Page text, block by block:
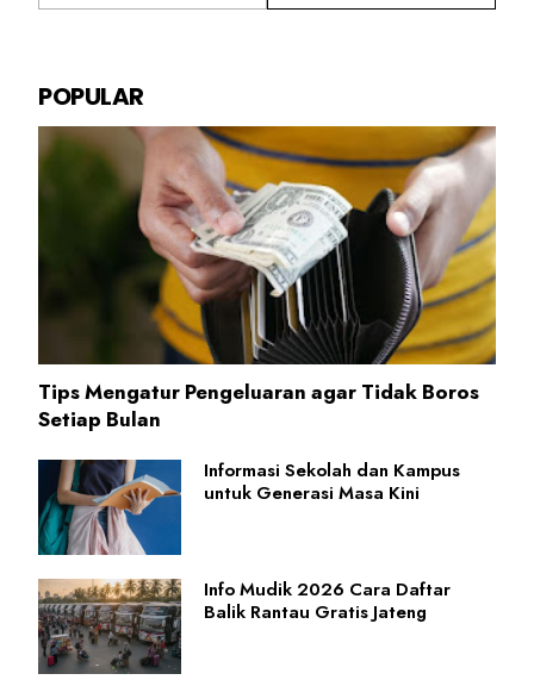
POPULAR
Tips Mengatur Pengeluaran agar Tidak Boros
Setiap Bulan
Informasi Sekolah dan Kampus
untuk Generasi Masa Kini
Info Mudik 2026 Cara Daftar
Balik Rantau Gratis Jateng